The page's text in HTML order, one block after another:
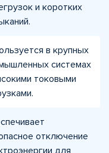
и коротких
в крупных
системах
токовыми
отключение
для